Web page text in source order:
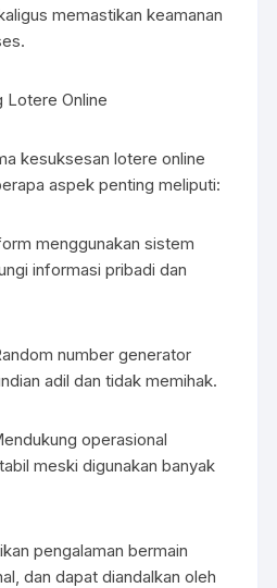
memastikan keamanan
Lotere Online
kesuksesan lotere online
aspek penting meliputi:
menggunakan sistem
informasi pribadi dan
number generator
adil dan tidak memihak.
operasional
meski digunakan banyak
pengalaman bermain
dan dapat diandalkan oleh